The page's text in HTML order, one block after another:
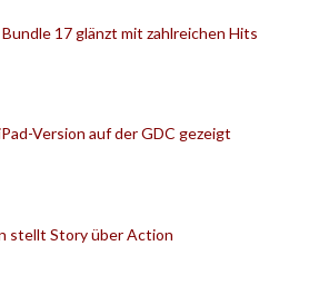
17 glänzt mit zahlreichen Hits
Version auf der GDC gezeigt
stellt Story über Action